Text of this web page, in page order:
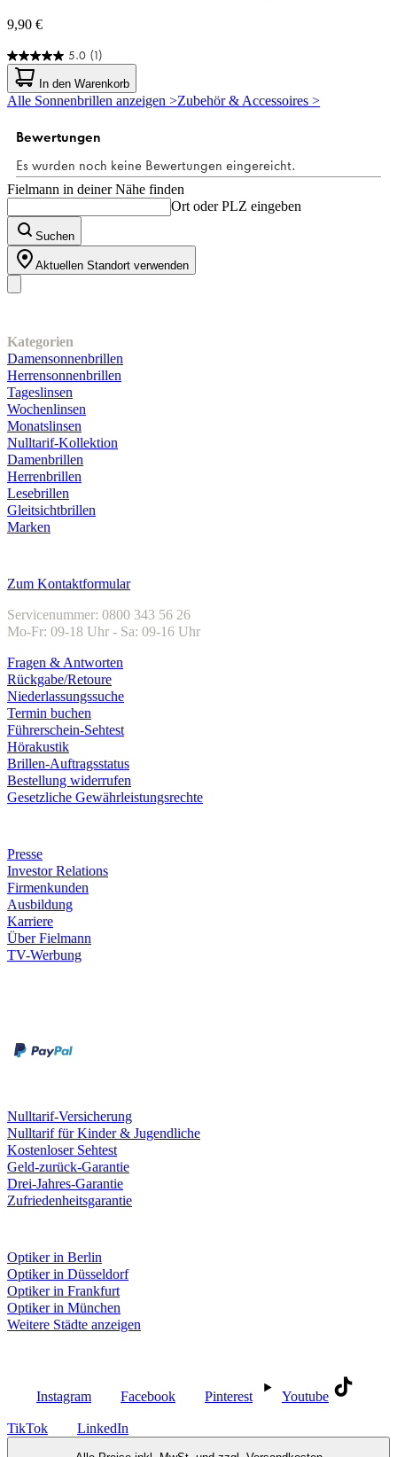
9,90 €
5.0 (1)
5.0
von
5
Sternen.
Bewertung
In den Warenkorb
Alle Sonnenbrillen anzeigen >Zubehör & Accessoires >
Fielmann in deiner Nähe finden
Ort oder PLZ eingeben
Suchen
Aktuellen Standort verwenden
Kategorien
Damensonnenbrillen
Herrensonnenbrillen
Tageslinsen
Wochenlinsen
Monatslinsen
Nulltarif-Kollektion
Damenbrillen
Herrenbrillen
Lesebrillen
Gleitsichtbrillen
Marken
Zum Kontaktformular
Servicenummer: 0800 343 56 26
Mo-Fr: 09-18 Uhr - Sa: 09-16 Uhr
Fragen & Antworten
Rückgabe/Retoure
Niederlassungssuche
Termin buchen
Führerschein-Sehtest
Hörakustik
Brillen-Auftragsstatus
Bestellung widerrufen
Gesetzliche Gewährleistungsrechte
Presse
Investor Relations
Firmenkunden
Ausbildung
Karriere
Über Fielmann
TV-Werbung
Nulltarif-Versicherung
Nulltarif für Kinder & Jugendliche
Kostenloser Sehtest
Geld-zurück-Garantie
Drei-Jahres-Garantie
Zufriedenheitsgarantie
Optiker in Berlin
Optiker in Düsseldorf
Optiker in Frankfurt
Optiker in München
Weitere Städte anzeigen
Instagram Facebook Pinterest Youtube
TikTok LinkedIn